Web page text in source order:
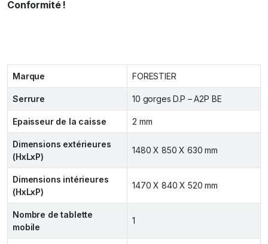
Conformité !
Marque FORESTIER
Serrure 10 gorges D.P – A2P BE
Epaisseur de la caisse 2 mm
Dimensions extérieures
(HxLxP)
1480 X 850 X 630 mm
Dimensions intérieures
(HxLxP)
1470 X 840 X 520 mm
Nombre de tablette
mobile
1